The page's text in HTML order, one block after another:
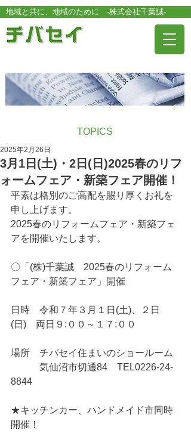
地域と共に、地域のために -株式会社千葉誠-
TOPICS
3月1日(土)・2日(日)2025春のリフ
ォームフェア・新築フェア開催！
2025年2月26日
平素は格別のご高配を賜り厚くお礼を
申し上げます。
2025春のリフォームフェア・新築フェ
アを開催いたします。
〇「(株)千葉誠　2025春のリフォーム
フェア・新築フェア」開催
日時　令和７年３月１日(土)、２日
(日)　両日９:００～１７:００
場所　チバセイ住まいのショールーム
気仙沼市切通84　TEL0226-24-
8844
★キッチンカー、ハンドメイド市同時
開催！